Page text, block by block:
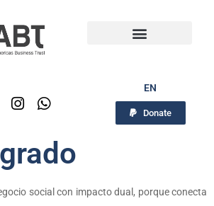
EN
Donate
social con impacto dual, porque conecta